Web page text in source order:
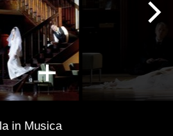
in Musica